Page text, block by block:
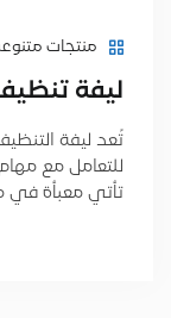
منتجات
ليفة
تُعد ليفة
للتعامل مع
تأتي معبأة في